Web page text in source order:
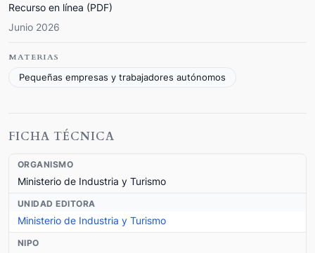
Recurso en línea (PDF)
Junio 2026
MATERIAS
Pequeñas empresas y trabajadores autónomos
FICHA TÉCNICA
ORGANISMO
Ministerio de Industria y Turismo
UNIDAD EDITORA
Ministerio de Industria y Turismo
NIPO